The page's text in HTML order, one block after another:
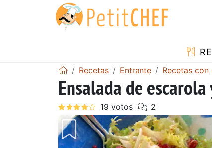
Recetas Entrante Recetas con
Ensalada de